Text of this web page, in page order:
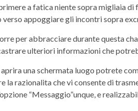
a fatica niente sopra migliaia
appoggiare gli incontri sopra
per abbracciare durante questa
ulteriori informazioni che
una schermata luogo potrete
la razionalita che vi consente di
“Messaggio”unque, e